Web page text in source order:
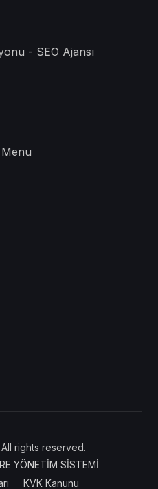
- SEO Ajansı
rights reserved.
YÖNETİM SİSTEMİ
KVK Kanunu